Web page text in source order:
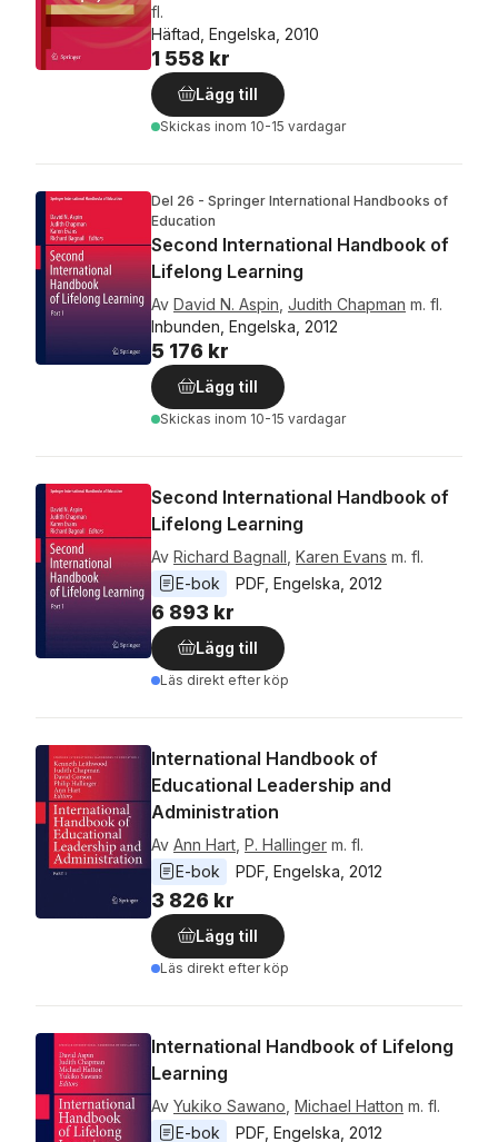
fl.
Häftad, Engelska, 2010
1 558 kr
Lägg till
Skickas inom 10-15 vardagar
Del 26 - Springer International Handbooks of
Education
Second International Handbook of
Lifelong Learning
Av David N. Aspin Judith Chapman m. fl.
Inbunden, Engelska, 2012
5 176 kr
Lägg till
Skickas inom 10-15 vardagar
Second International Handbook of
Lifelong Learning
Av Richard Bagnall Karen Evans m. fl.
E-bok
PDF Engelska 2012
6 893 kr
Lägg till
Läs direkt efter köp
International Handbook of
Educational Leadership and
Administration
Av Ann Hart P. Hallinger m. fl.
E-bok
PDF Engelska 2012
3 826 kr
Lägg till
Läs direkt efter köp
International Handbook of Lifelong
Learning
Av Yukiko Sawano Michael Hatton m. fl.
E-bok
PDF Engelska 2012